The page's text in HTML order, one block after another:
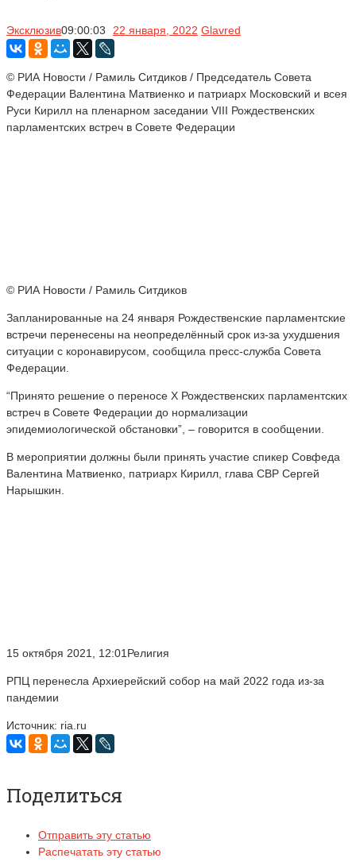
Эксклюзив09:00:03 22 января, 2022 Glavred
© РИА Новости / Рамиль Ситдиков / Председатель Совета
Федерации Валентина Матвиенко и патриарх Московский и всея
Руси Кирилл на пленарном заседании VIII Рождественских
парламентских встреч в Совете Федерации
© РИА Новости / Рамиль Ситдиков
Запланированные на 24 января Рождественские парламентские
встречи перенесены на неопределённый срок из-за ухудшения
ситуации с коронавирусом, сообщила пресс-служба Совета
Федерации.
“Принято решение о переносе Х Рождественских парламентских
встреч в Совете Федерации до нормализации
эпидемиологической обстановки”, – говорится в сообщении.
В мероприятии должны были принять участие спикер Совфеда
Валентина Матвиенко, патриарх Кирилл, глава СВР Сергей
Нарышкин.
15 октября 2021, 12:01Религия
РПЦ перенесла Архиерейский собор на май 2022 года из-за
пандемии
Источник: ria.ru
Поделиться
Отправить эту статью
Распечатать эту статью